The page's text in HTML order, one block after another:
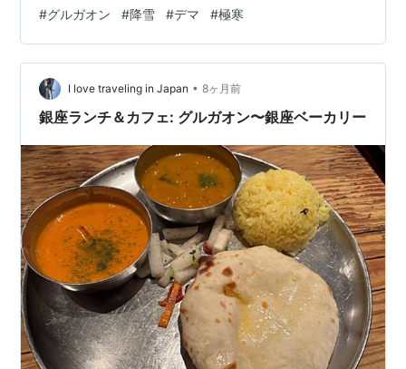
イクニュース）**なのです。 情報の真相と、そして「雪
は降らないのになぜか地獄のように寒い」インドの冬の
正体について解説します。 1. SNSで話題の「雪景色」、
その意外な真相 X（旧Twitter）やWhatsAppで拡散され
ている「雪のグルガオン」動画。ファクトチェックサイ
#グルガオン #降雪 #デマ #極寒
I love traveling in Japan • 8ヶ月前
銀座ランチ＆カフェ: グルガオン〜銀座ベーカリー